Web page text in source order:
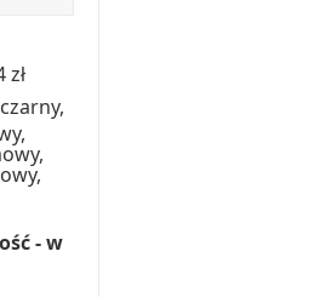
zł
czarny,
- w